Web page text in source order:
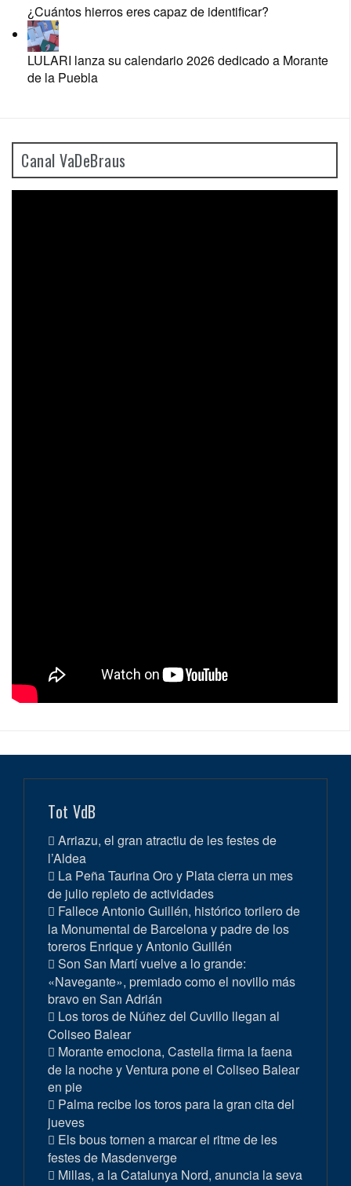
¿Cuántos hierros eres capaz de identificar?
LULARI lanza su calendario 2026 dedicado a Morante
de la Puebla
Canal VaDeBraus
Tot VdB
Arriazu, el gran atractiu de les festes de
l’Aldea
La Peña Taurina Oro y Plata cierra un mes
de julio repleto de actividades
Fallece Antonio Guillén, histórico torilero de
la Monumental de Barcelona y padre de los
toreros Enrique y Antonio Guillén
Son San Martí vuelve a lo grande:
«Navegante», premiado como el novillo más
bravo en San Adrián
Los toros de Núñez del Cuvillo llegan al
Coliseo Balear
Morante emociona, Castella firma la faena
de la noche y Ventura pone el Coliseo Balear
en pie
Palma recibe los toros para la gran cita del
jueves
Els bous tornen a marcar el ritme de les
festes de Masdenverge
Millas, a la Catalunya Nord, anuncia la seva